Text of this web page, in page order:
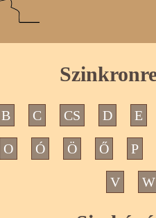
B C CS D E
O Ó Ö Ő P
V W